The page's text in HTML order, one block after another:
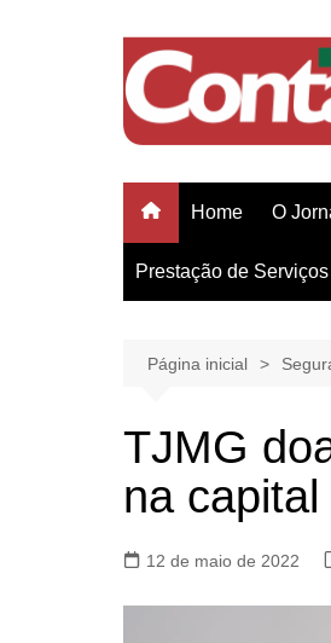
Home O
Prestação de Serviços
Página inicial
TJMG
na capital
12 de maio de 2022